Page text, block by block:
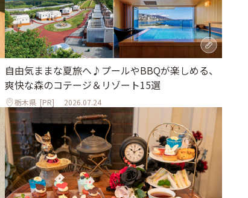
自由気ままな夏旅へ♪プールやBBQが楽しめる、
爽快な森のコテージ＆リゾート15選
栃木県 [PR] 2026.07.24